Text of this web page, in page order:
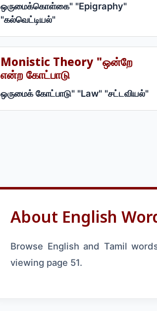
ஒருமைக்கொள்கை" "Epigraphy"
"கல்வெட்டியல்"
Monistic Theory "ஒன்றே
என்ற கோட்பாடு
ஒருமைக் கோட்பாடு" "Law" "சட்டவியல்"
About English
Browse English and Tamil
viewing page 51.